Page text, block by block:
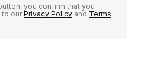
you confirm that you
to ourPrivacy Policy and Terms